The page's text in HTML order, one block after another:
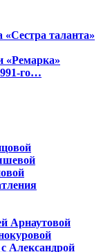
«Сестра таланта»
«Ремарка»
го…
Арнаутовой
Александрой